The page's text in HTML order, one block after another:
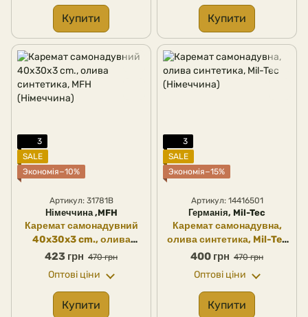
Купити Купити
3
SALE
Экономія−10%
Артикул: 31781B
Німеччина ,MFH
Каремат самонадувний
40x30x3 cm., олива
синтетика, MFH
423 грн 470 грн
Оптові ціни
Купити
3
SALE
Экономія−15%
Артикул: 14416501
Германія, Mil-Tec
Каремат самонадувна,
олива синтетика, Mil-Tec
(Німеччина)
400 грн 470 грн
Оптові ціни
Купити